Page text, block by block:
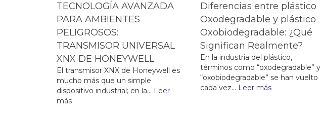
TECNOLOGÍA AVANZADA
PARA AMBIENTES
PELIGROSOS:
TRANSMISOR UNIVERSAL
XNX DE HONEYWELL
El transmisor XNX de Honeywell es
mucho más que un simple
dispositivo industrial; en la... Leer
más
Diferencias entre plástico
Oxodegradable y plástico
Oxobiodegradable: ¿Qué
Significan Realmente?
En la industria del plástico,
términos como “oxodegradable” y
“oxobiodegradable” se han vuelto
cada vez... Leer más